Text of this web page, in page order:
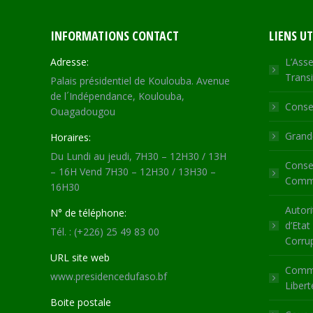
INFORMATIONS CONTACT
Adresse:
Palais présidentiel de Koulouba. Avenue
de l´Indépendance, Koulouba,
Ouagadougou
Horaires:
Du Lundi au jeudi, 7H30 – 12H30 / 13H
– 16H Vend 7H30 – 12H30 / 13H30 –
16H30
N° de téléphone:
Tél. : (+226) 25 49 83 00
URL site web
www.presidencedufaso.bf
Boite postale
LIENS